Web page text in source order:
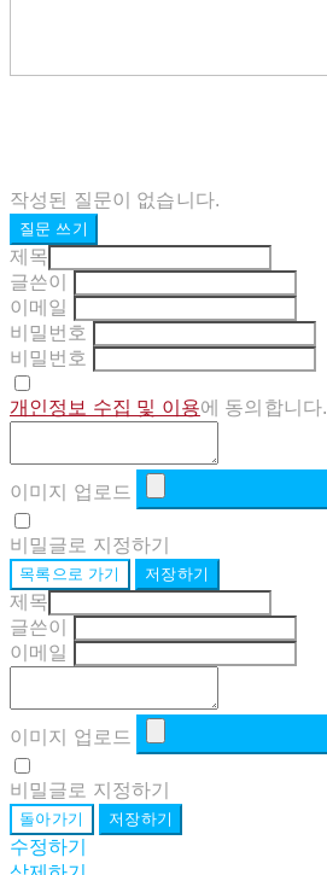
작성된 질문이 없습니다.
질문 쓰기
제목
글쓴이
이메일
비밀번호
비밀번호
개인정보 수집 및 이용에 동의합니다.
이미지 업로드
비밀글로 지정하기
목록으로 가기 저장하기
제목
글쓴이
이메일
이미지 업로드
비밀글로 지정하기
돌아가기 저장하기
수정하기